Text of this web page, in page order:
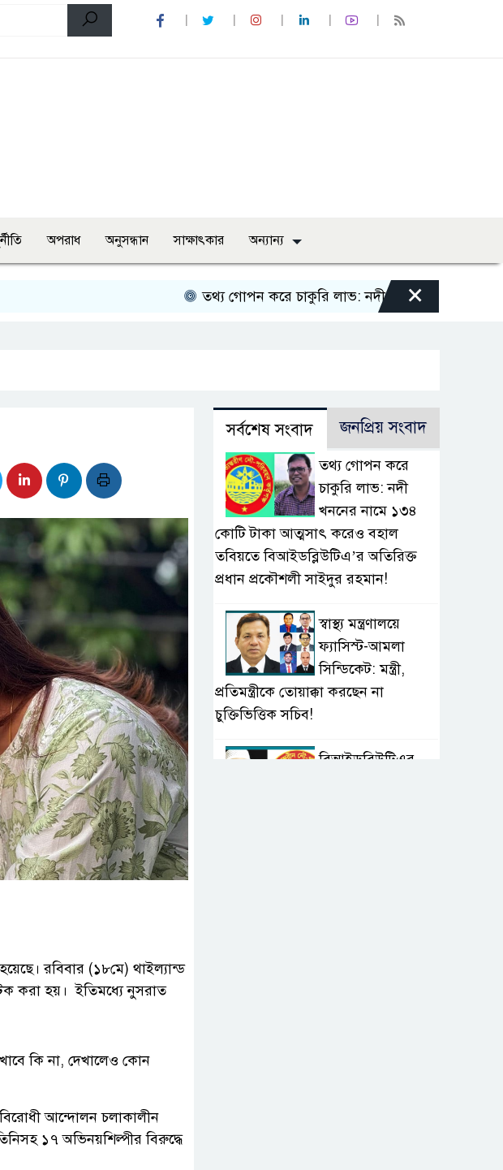
অপরাধ অনুসন্ধান সাক্ষাৎকার অন্যান্য
তথ্য গোপন করে চাকুরি লাভ: নদী খননের নামে ১৩৪ কোটি
×
রবিবার (১৮মে) থাইল্যান্ড
করা হয়। ইতিমধ্যে নুসরাত
কি না, দেখালেও কোন
আন্দোলন চলাকালীন
১৭ অভিনয়শিল্পীর বিরুদ্ধে
সর্বশেষ সংবাদ জনপ্রিয় সংবাদ
তথ্য গোপন করে
চাকুরি লাভ: নদী
খননের নামে ১৩৪
কোটি টাকা আত্মসাৎ করেও বহাল
তবিয়তে বিআইডব্লিউটিএ’র অতিরিক্ত
প্রধান প্রকৌশলী সাইদুর রহমান!
স্বাস্থ্য মন্ত্রণালয়ে
ফ্যাসিস্ট-আমলা
সিন্ডিকেট: মন্ত্রী,
প্রতিমন্ত্রীকে তোয়াক্কা করছেন না
চুক্তিভিত্তিক সচিব!
বিআইডব্লিউটিএর